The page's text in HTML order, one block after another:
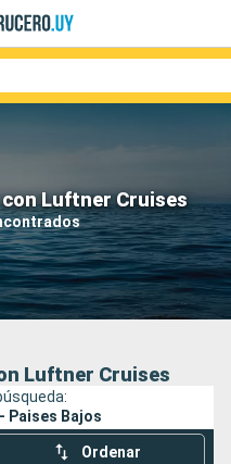
Luftner Cruises
Compañías
Luftner Cruises
Paises Bajos
Ordenar